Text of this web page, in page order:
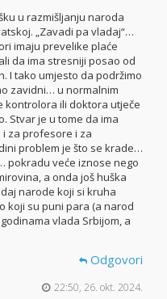
u razmišljanju naroda
„Zavadi pa vladaj“…
imaju prevelike plaće
da ima stresniji posao od
I tako umjesto da podržimo
zavidni… u normalnim
kontrolora ili doktora utječe
Stvar je u tome da ima
za profesore i za
problem je što se krade…
pokradu veće iznose nego
a onda još huška
narode koji si kruha
koji su puni para (a narod
vlada Srbijom, a
Odgovori
22:50, 26. okt. 2024.